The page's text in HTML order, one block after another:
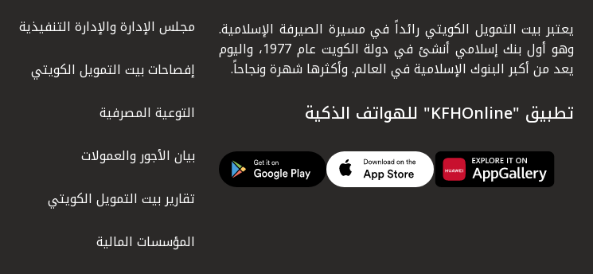
يعتبر بيت التمويل الكويتي رائداً في مسيرة الصيرفة الإسلامية.
وهو أول بنك إسلامي أنشئ في دولة الكويت عام 1977، واليوم
يعد من أكبر البنوك الإسلامية في العالم. وأكثرها شهرة ونجاحاً.
تطبيق "KFHOnline" للهواتف الذكية
مجلس الإدارة والإدارة التنفيذية
إفصاحات بيت التمويل الكويتي
التوعية المصرفية
بيان الأجور والعمولات
تقارير بيت التمويل الكويتي
المؤسسات المالية